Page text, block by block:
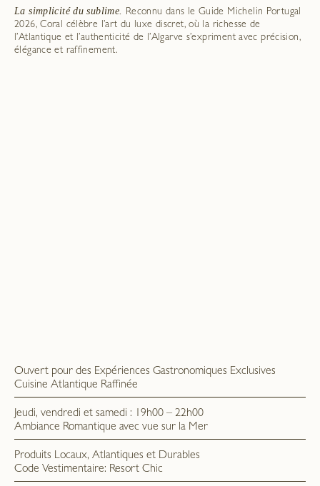
La simplicité du sublime. Reconnu dans le Guide Michelin Portugal
2026, Coral célèbre l’art du luxe discret, où la richesse de
l’Atlantique et l’authenticité de l’Algarve s’expriment avec précision,
élégance et raffinement.
Ouvert pour des Expériences Gastronomiques Exclusives
Cuisine Atlantique Raffinée
Jeudi, vendredi et samedi : 19h00 – 22h00
Ambiance Romantique avec vue sur la Mer
Produits Locaux, Atlantiques et Durables
Code Vestimentaire: Resort Chic